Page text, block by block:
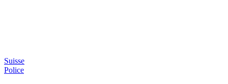
Suisse
Police